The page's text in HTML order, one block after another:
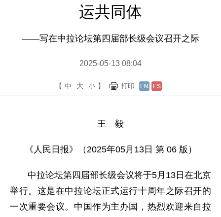
运共同体
——写在中拉论坛第四届部长级会议召开之际
2025-05-13 08:04
【 中 大 小 】 打印
王 毅
《人民日报》（2025年05月13日 第 06 版）
中拉论坛第四届部长级会议将于5月13日在北京
举行。这是在中拉论坛正式运行十周年之际召开的
一次重要会议。中国作为主办国，热烈欢迎来自拉